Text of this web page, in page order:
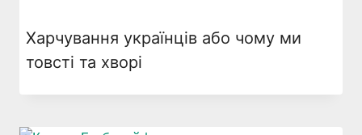
Харчування українців або чому ми
товсті та хворі